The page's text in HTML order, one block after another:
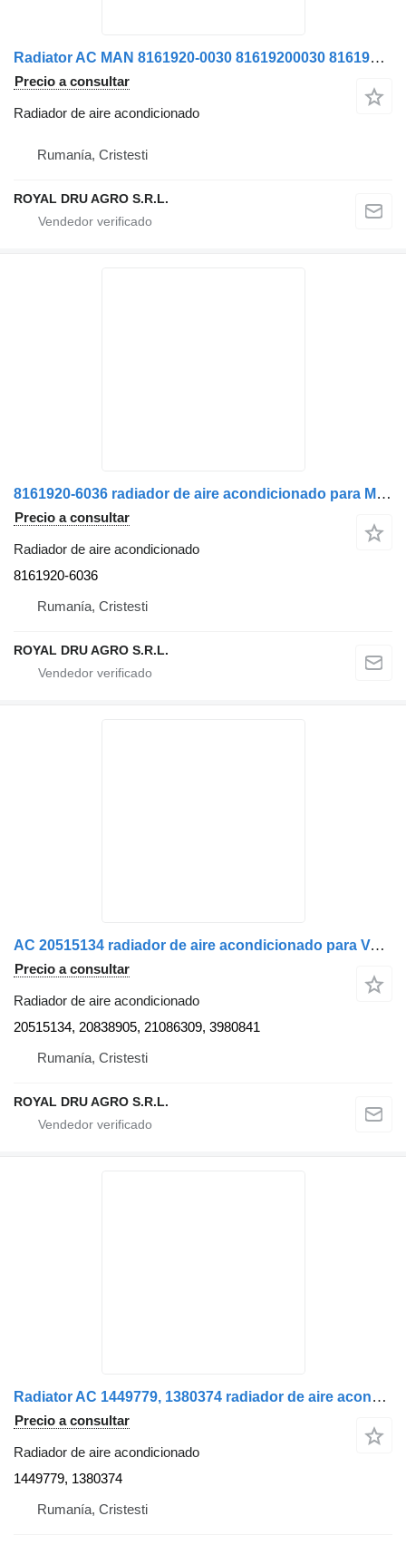
Radiator AC MAN 8161920-0030 81619200030 8161920-0029 8161920-00 radiador de aire acondicionado para camión
Precio a consultar
Radiador de aire acondicionado
Rumanía, Cristesti
ROYAL DRU AGRO S.R.L.
8161920-6036 radiador de aire acondicionado para MAN camión
Precio a consultar
Radiador de aire acondicionado
8161920-6036
Rumanía, Cristesti
ROYAL DRU AGRO S.R.L.
AC 20515134 radiador de aire acondicionado para Volvo camión
Precio a consultar
Radiador de aire acondicionado
20515134, 20838905, 21086309, 3980841
Rumanía, Cristesti
ROYAL DRU AGRO S.R.L.
Radiator AC 1449779, 1380374 radiador de aire acondicionado para Scania 1449779 1380374 camión
Precio a consultar
Radiador de aire acondicionado
1449779, 1380374
Rumanía, Cristesti